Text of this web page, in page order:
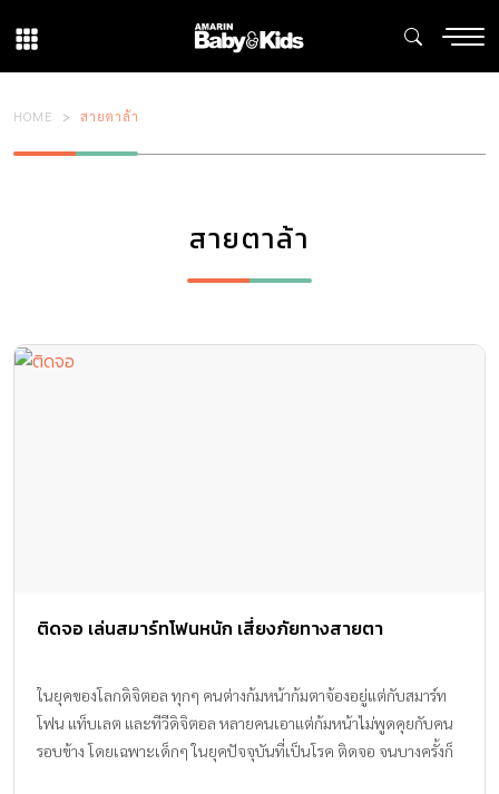
HOME สายตาล้า
สายตาล้า
ติดจอ เล่นสมาร์ทโฟนหนัก เสี่ยงภัยทางสายตา
ในยุคของโลกดิจิตอล ทุกๆ คนต่างก้มหน้าก้มตาจ้องอยู่แต่กับสมาร์ท
โฟน แท็บเลต และทีวีดิจิตอล หลายคนเอาแต่ก้มหน้าไม่พูดคุยกับคน
รอบข้าง โดยเฉพาะเด็กๆ ในยุคปัจจุบันที่เป็นโรค ติดจอ จนบางครั้งก็